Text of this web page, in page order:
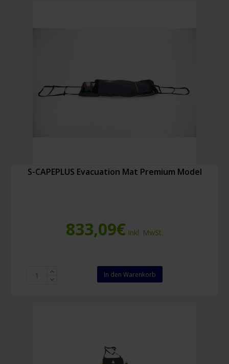
S-CAPEPLUS Evacuation Mat Premium Model
833,09€ Inkl. MwSt.
CAPEPLUS
In den Warenkorb